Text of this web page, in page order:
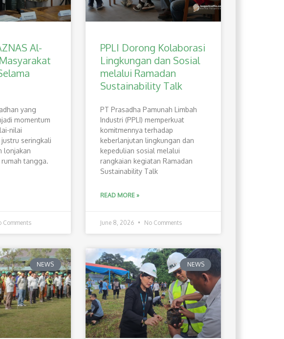
Al-
yang
momentum
nilai
seringkali
lonjakan
tangga.
Comments
PPLI Dorong Kolaborasi
Lingkungan dan Sosial
melalui Ramadan
Sustainability Talk
PT Prasadha Pamunah Limbah
Industri (PPLI) memperkuat
komitmennya terhadap
keberlanjutan lingkungan dan
kepedulian sosial melalui
rangkaian kegiatan Ramadan
Sustainability Talk
READ MORE »
June 8, 2026 No Comments
NEWS NEWS